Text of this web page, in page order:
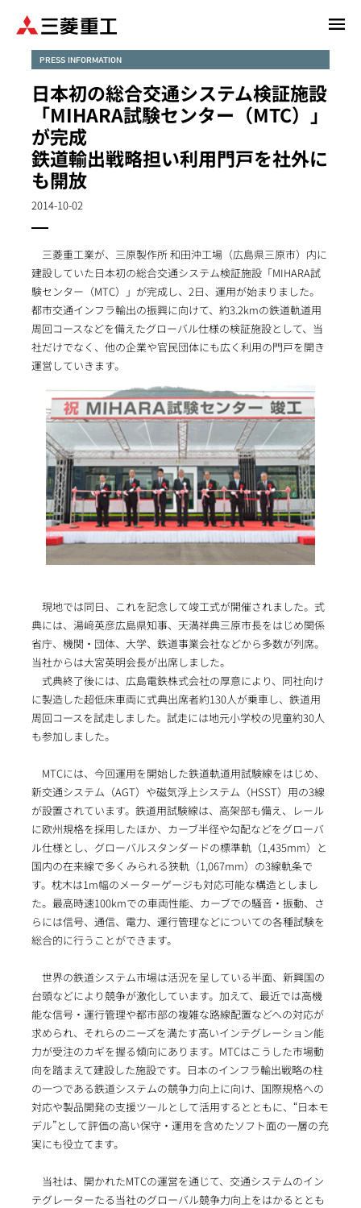
PRESS INFORMATION
日本初の総合交通システム検証施設
「MIHARA試験センター（MTC）」
が完成
鉄道輸出戦略担い利用門戸を社外に
も開放
2014-10-02
三菱重工業が、三原製作所 和田沖工場（広島県三原市）内に
建設していた日本初の総合交通システム検証施設「MIHARA試
験センター（MTC）」が完成し、2日、運用が始まりました。
都市交通インフラ輸出の振興に向けて、約3.2kmの鉄道軌道用
周回コースなどを備えたグローバル仕様の検証施設として、当
社だけでなく、他の企業や官民団体にも広く利用の門戸を開き
運営していきます。
現地では同日、これを記念して竣工式が開催されました。式
典には、湯﨑英彦広島県知事、天満祥典三原市長をはじめ関係
省庁、機関・団体、大学、鉄道事業会社などから多数が列席。
当社からは大宮英明会長が出席しました。
式典終了後には、広島電鉄株式会社の厚意により、同社向け
に製造した超低床車両に式典出席者約130人が乗車し、鉄道用
周回コースを試走しました。試走には地元小学校の児童約30人
も参加しました。
MTCには、今回運用を開始した鉄道軌道用試験線をはじめ、
新交通システム（AGT）や磁気浮上システム（HSST）用の3線
が設置されています。鉄道用試験線は、高架部も備え、レール
に欧州規格を採用したほか、カーブ半径や勾配などをグローバ
ル仕様とし、グローバルスタンダードの標準軌（1,435mm）と
国内の在来線で多くみられる狭軌（1,067mm）の3線軌条で
す。枕木は1m幅のメーターゲージも対応可能な構造としまし
た。最高時速100kmでの車両性能、カーブでの騒音・振動、さ
らには信号、通信、電力、運行管理などについての各種試験を
総合的に行うことができます。
世界の鉄道システム市場は活況を呈している半面、新興国の
台頭などにより競争が激化しています。加えて、最近では高機
能な信号・運行管理や都市部の複雑な路線配置などへの対応が
求められ、それらのニーズを満たす高いインテグレーション能
力が受注のカギを握る傾向にあります。MTCはこうした市場動
向を踏まえて建設した施設です。日本のインフラ輸出戦略の柱
の一つである鉄道システムの競争力向上に向け、国際規格への
対応や製品開発の支援ツールとして活用するとともに、“日本モ
デル”として評価の高い保守・運用を含めたソフト面の一層の充
実にも役立てます。
当社は、開かれたMTCの運営を通じて、交通システムのイン
テグレーターたる当社のグローバル競争力向上をはかるととも